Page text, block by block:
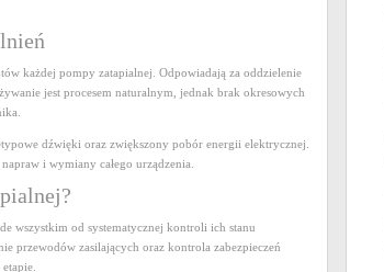
każdej pompy zatapialnej. Odpowiadają za oddzielenie
jest procesem naturalnym, jednak brak okresowych
dźwięki oraz zwiększony pobór energii elektrycznej.
i wymiany całego urządzenia.
wszystkim od systematycznej kontroli ich stanu
przewodów zasilających oraz kontrola zabezpieczeń